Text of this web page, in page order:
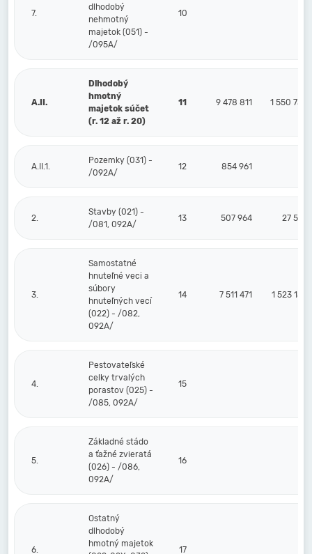
7.
dlhodobý
nehmotný
majetok (051) -
/095A/
10
A.II.
Dlhodobý
hmotný
majetok súčet
(r. 12 až r. 20)
11 9 478 811 1 550 733
A.II.1.
Pozemky (031) -
/092A/
12 854 961
2.
Stavby (021) -
/081, 092A/
13 507 964 27 574
3.
Samostatné
hnuteľné veci a
súbory
hnuteľných vecí
(022) - /082,
092A/
14 7 511 471 1 523 159
4.
Pestovateľské
celky trvalých
porastov (025) -
/085, 092A/
15
5.
Základné stádo
a ťažné zvieratá
(026) - /086,
092A/
16
6.
Ostatný
dlhodobý
hmotný majetok
17